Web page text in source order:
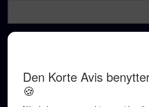
Karen Jespersen
Redaktionen kontaktes via mail til
redaktion@denkorteavis.dk